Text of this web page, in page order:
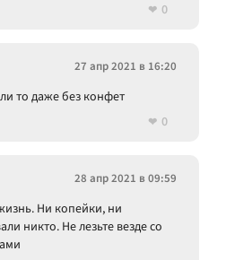
0
27 апр 2021 в 16:20
то даже без конфет
0
28 апр 2021 в 09:59
Ни копейки, ни
никто. Не лезьте везде со